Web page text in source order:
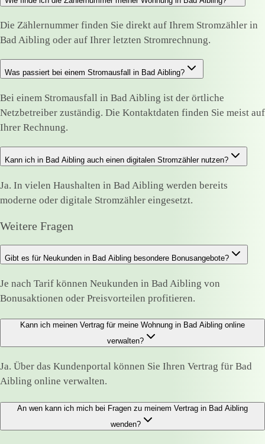
Die Zählernummer finden Sie direkt auf Ihrem Stromzähler in
Bad Aibling oder auf Ihrer letzten Stromrechnung.
Was passiert bei einem Stromausfall in Bad Aibling?
Bei einem Stromausfall in Bad Aibling ist der örtliche
Netzbetreiber zuständig. Die Kontaktdaten finden Sie meist auf
Ihrer Rechnung.
Kann ich in Bad Aibling auch einen digitalen Stromzähler nutzen?
Ja. In vielen Haushalten in Bad Aibling werden bereits
moderne oder digitale Stromzähler eingesetzt.
Weitere Fragen
Gibt es für Neukunden in Bad Aibling besondere Bonusangebote?
Je nach Tarif können Neukunden in Bad Aibling von
Bonusaktionen oder Preisvorteilen profitieren.
Kann ich meinen Vertrag für meine Wohnung in Bad Aibling online
verwalten?
Ja. Über das Kundenportal können Sie Ihren Vertrag für Bad
Aibling online verwalten.
An wen kann ich mich bei Fragen zu meinem Vertrag in Bad Aibling
wenden?